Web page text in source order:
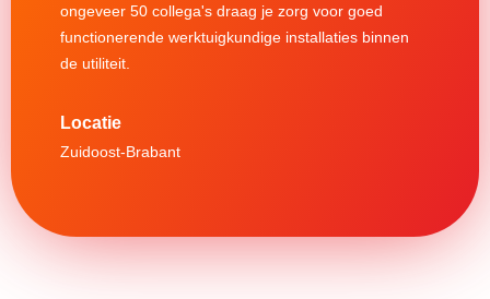
ongeveer 50 collega's draag je zorg voor goed
functionerende werktuigkundige installaties binnen
de utiliteit.
Zuidoost-Brabant